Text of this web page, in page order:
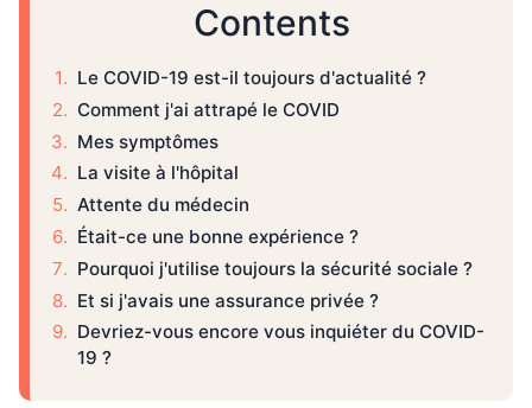
Contents
Le COVID-19 est-il toujours d'actualité ?
Comment j'ai attrapé le COVID
Mes symptômes
La visite à l'hôpital
Attente du médecin
Était-ce une bonne expérience ?
Pourquoi j'utilise toujours la sécurité sociale ?
Et si j'avais une assurance privée ?
Devriez-vous encore vous inquiéter du COVID-
19 ?